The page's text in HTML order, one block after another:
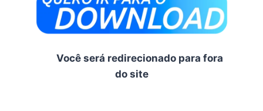
Você será redirecionado para fora
do site